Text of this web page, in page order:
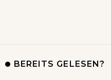
BEREITS GELESEN?